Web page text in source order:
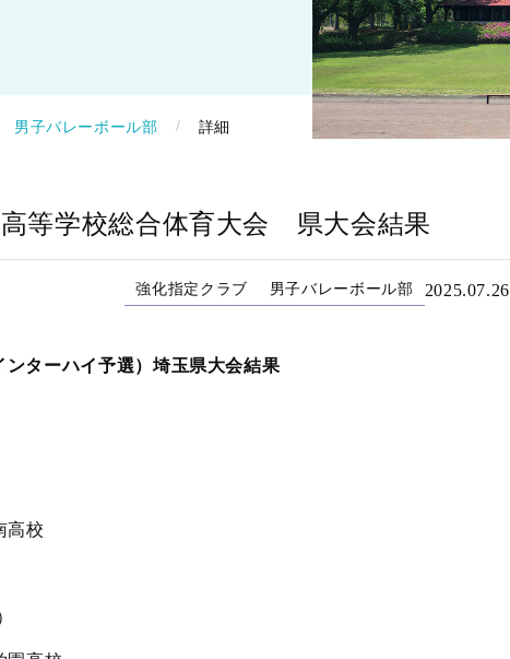
男子バレーボール部 詳細
等学校総合体育大会 県大会結果
強化指定クラブ 男子バレーボール部 2025.07.26
ターハイ予選）埼玉県大会結果
校